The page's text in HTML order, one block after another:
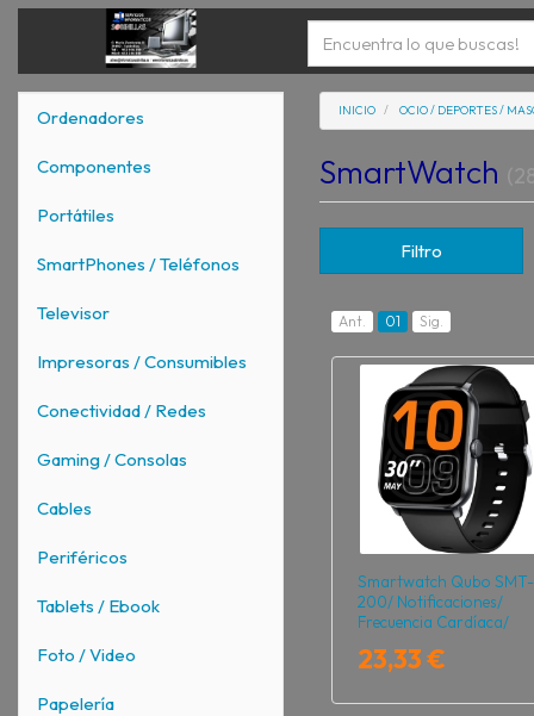
Ordenadores
Componentes
Portátiles
SmartPhones / Teléfonos
Televisor
Impresoras / Consumibles
Conectividad / Redes
Gaming / Consolas
Cables
Periféricos
Tablets / Ebook
Foto / Video
Papelería
INICIO OCIO / DEPORTES /
SmartWatch
Filtro
Ant. 01 Sig.
Smartwatch Qubo SMT-
200/ Notificaciones/
Frecuencia Cardíaca/
23,33 €